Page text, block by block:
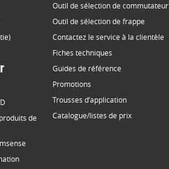
de
Outil de sélection de commutateur
Outil de sélection de frappe
Contactez le service à la clientèle
Fiches techniques
Guides de référence
Promotions
Trousses d’application
Catalogue/listes de prix